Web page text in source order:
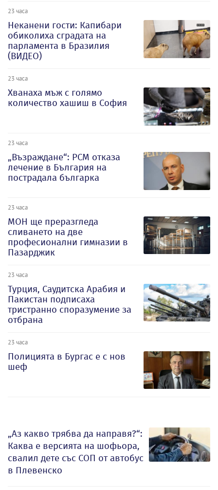
23 часа
Неканени гости: Капибари
обиколиха сградата на
парламента в Бразилия
(ВИДЕО)
23 часа
Хванаха мъж с голямо
количество хашиш в София
23 часа
„Възраждане“: РСМ отказа
лечение в България на
пострадала българка
23 часа
МОН ще преразгледа
сливането на две
професионални гимназии в
Пазарджик
23 часа
Турция, Саудитска Арабия и
Пакистан подписаха
тристранно споразумение за
отбрана
23 часа
Полицията в Бургас е с нов
шеф
„Аз какво трябва да направя?“:
Каква е версията на шофьора,
свалил дете със СОП от автобус
в Плевенско